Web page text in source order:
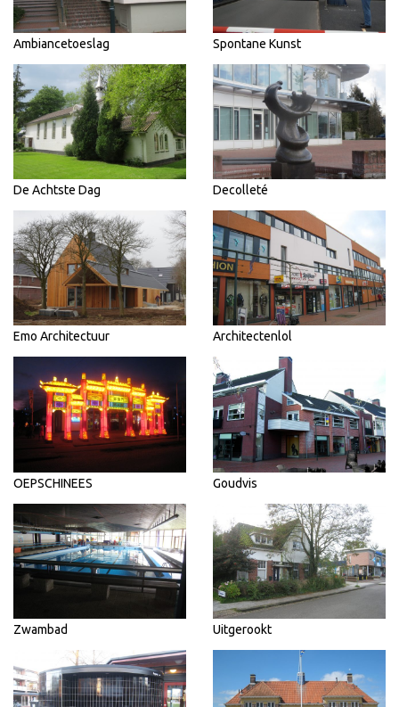
Ambiancetoeslag Spontane Kunst
De Achtste Dag Decolleté
Emo Architectuur Architectenlol
OEPSCHINEES Goudvis
Zwambad Uitgerookt